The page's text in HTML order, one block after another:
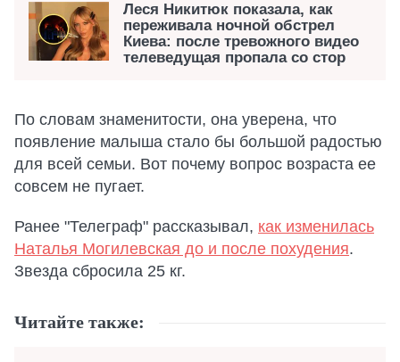
Леся Никитюк показала, как
переживала ночной обстрел
Киева: после тревожного видео
телеведущая пропала со стор
По словам знаменитости, она уверена, что
появление малыша стало бы большой радостью
для всей семьи. Вот почему вопрос возраста ее
совсем не пугает.
Ранее "Телеграф" рассказывал, как изменилась
Наталья Могилевская до и после похудения.
Звезда сбросила 25 кг.
Читайте также: